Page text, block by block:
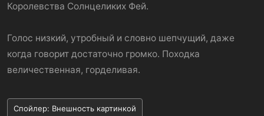
Королевства Солнцеликих Фей.
Голос низкий, утробный и словно шепчущий, даже
когда говорит достаточно громко. Походка
величественная, горделивая.
Спойлер: Внешность картинкой